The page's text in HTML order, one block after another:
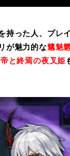
持った人、プレ
が魅力的な魑魅
と終焉の夜叉姫